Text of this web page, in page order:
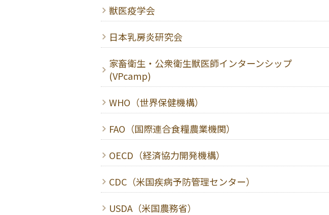
獣医疫学会
日本乳房炎研究会
家畜衛生・公衆衛生獣医師インターンシップ
(VPcamp)
WHO（世界保健機構）
FAO（国際連合食糧農業機関）
OECD（経済協力開発機構）
CDC（米国疾病予防管理センター）
USDA（米国農務省）